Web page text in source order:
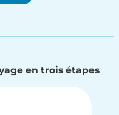
en trois étapes